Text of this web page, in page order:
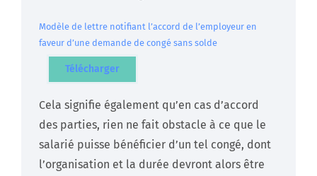
Modèle de lettre notifiant l’accord de l’employeur en
faveur d’une demande de congé sans solde
Télécharger
Cela signifie également qu’en cas d’accord
des parties, rien ne fait obstacle à ce que le
salarié puisse bénéficier d’un tel congé, dont
l’organisation et la durée devront alors être